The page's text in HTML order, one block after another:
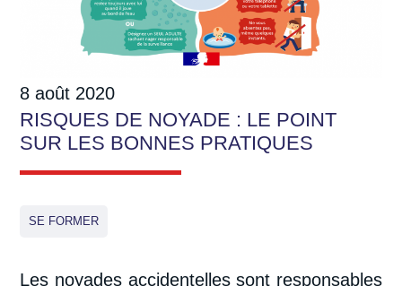
8 août 2020
RISQUES DE NOYADE : LE POINT
SUR LES BONNES PRATIQUES
SE FORMER
Les noyades accidentelles sont responsables